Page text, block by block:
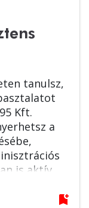
tanulsz,
Kft.
a
is aktív
bookmark_add